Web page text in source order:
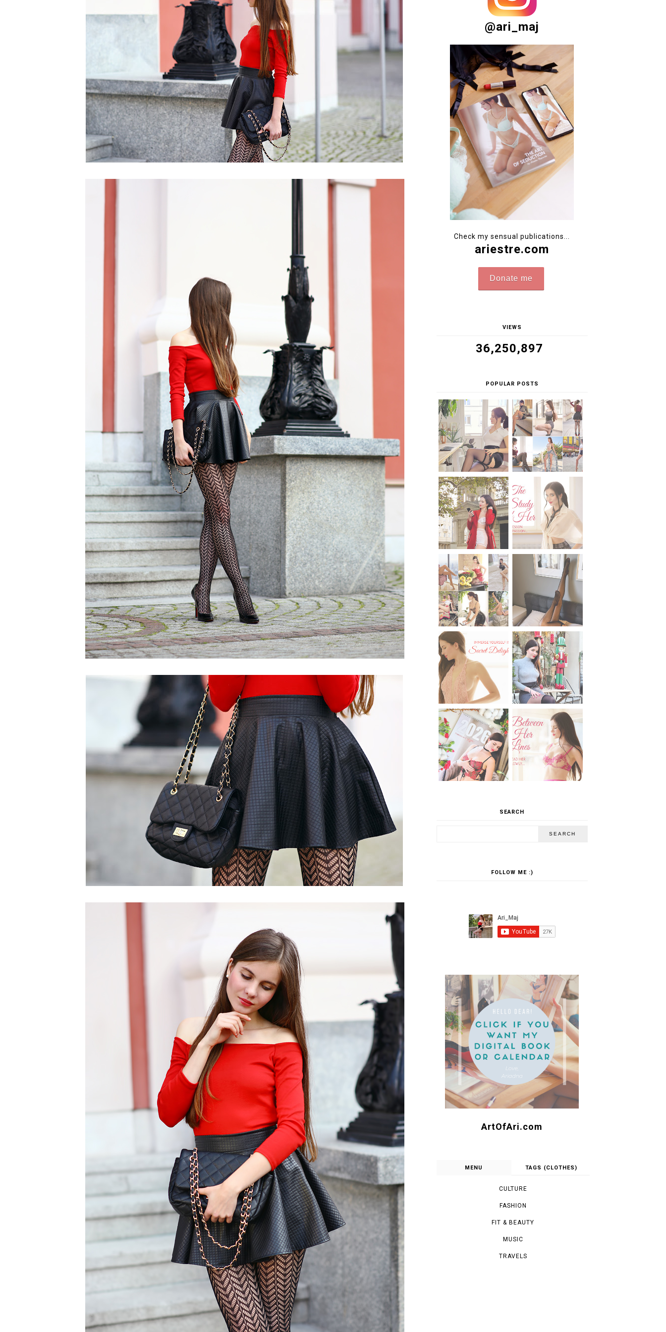
@ari_maj
Check my sensual publications...
ariestre.com
Donate me
VIEWS
36,250,897
POPULAR POSTS
SEARCH
FOLLOW ME :)
ArtOfAri.com
MENU TAGS (CLOTHES)
CULTURE
FASHION
FIT & BEAUTY
MUSIC
TRAVELS